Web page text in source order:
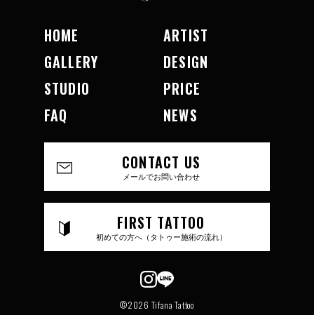
HOME
ARTIST
GALLERY
DESIGN
STUDIO
PRICE
FAQ
NEWS
CONTACT US
メールでお問い合わせ
FIRST TATTOO
初めての方へ（タトゥー施術の流れ）
©2026 Tifana Tattoo